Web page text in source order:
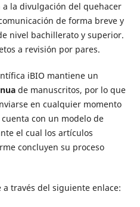
la divulgación del quehacer
de forma breve y
nivel bachillerato y superior.
a revisión por pares.
iBIO mantiene un
de manuscritos, por lo que
en cualquier momento
con un modelo de
el cual los artículos
concluyen su proceso
través del siguiente enlace: